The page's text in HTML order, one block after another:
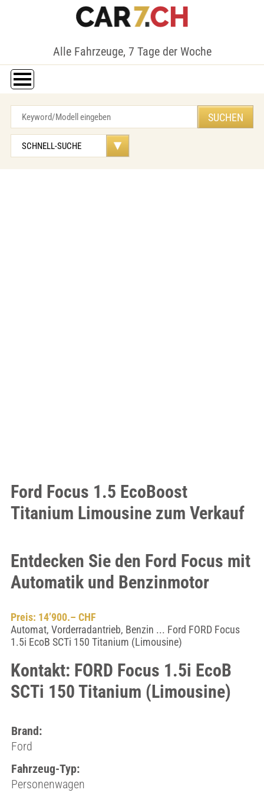
Alle Fahrzeuge, 7 Tage der Woche
Ford Focus 1.5 EcoBoost
Titanium Limousine zum Verkauf
Entdecken Sie den Ford Focus mit
Automatik und Benzinmotor
Preis: 14’900.– CHF
Automat, Vorderradantrieb, Benzin ... Ford FORD Focus
1.5i EcoB SCTi 150 Titanium (Limousine)
Kontakt: FORD Focus 1.5i EcoB
SCTi 150 Titanium (Limousine)
Brand:
Ford
Fahrzeug-Typ:
Personenwagen